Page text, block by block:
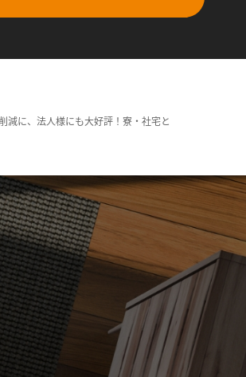
減に、法人様にも大好評！寮・社宅と